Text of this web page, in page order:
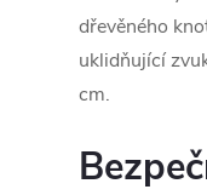
dřevěného
uklidňující
cm.